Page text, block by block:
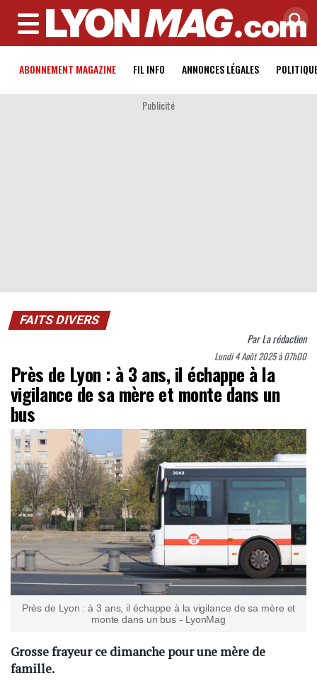
MENU
ABONNEMENT MAGAZINE FIL INFO ANNONCES LÉGALES
Publicité
FAITS DIVERS
ParLa rédaction
Lundi 4 Août 2025 à 07h00
Près de Lyon : à 3 ans, il échappe à la
vigilance de sa mère et monte dans un
bus
Près de Lyon : à 3 ans, il échappe à la vigilance de sa mère et
monte dans un bus - LyonMag
Grosse frayeur ce dimanche pour une mère de
famille.